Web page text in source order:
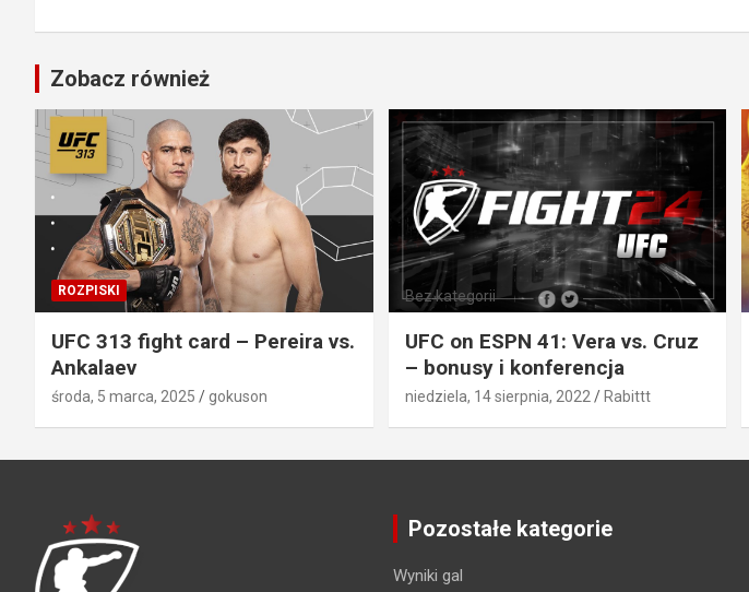
Zobacz również
ROZPISKI
UFC 313 fight card – Pereira vs.
Ankalaev
środa, 5 marca, 2025 gokuson
Bez kategorii
UFC on ESPN 41: Vera vs. Cruz
– bonusy i konferencja
niedziela, 14 sierpnia, 2022 Rabittt
Pozostałe kategorie
Wyniki gal